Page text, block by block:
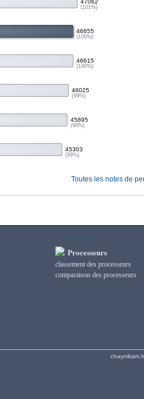
47062
(101%)
46655
(100%)
46615
(100%)
46025
(99%)
45895
(99%)
45303
(98%)
Toutes les notes de
Processeurs
classement des processeurs
сomparaison des processeurs